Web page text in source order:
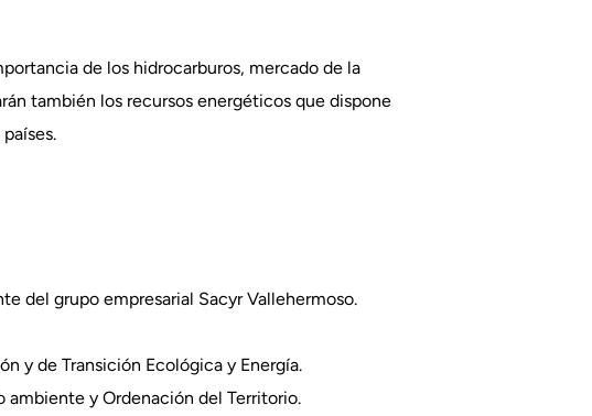
de los hidrocarburos, mercado de la
también los recursos energéticos que dispone
del grupo empresarial Sacyr Vallehermoso.
y de Transición Ecológica y Energía.
ambiente y Ordenación del Territorio.